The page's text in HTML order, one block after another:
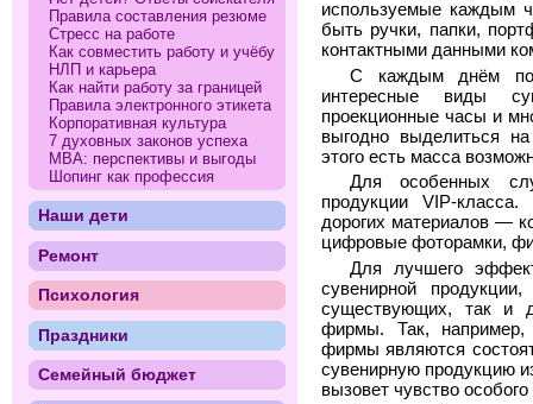
используемые каждым
быть ручки, папки,
контактными данными
С каждым днём
интересные виды
проекционные часы и
выгодно выделиться
этого есть масса
Для особенных
продукции VIP-
дорогих материалов —
цифровые фоторамки,
Для лучшего
сувенирной
существующих, так и
фирмы. Так, например,
фирмы являются
сувенирную продукцию
вызовет чувство
Правила составления резюме
Стресс на работе
Как совместить работу и учёбу
НЛП и карьера
Как найти работу за границей
Правила электронного этикета
Корпоративная культура
7 духовных законов успеха
МВА: перспективы и выгоды
Шопинг как профессия
Наши дети
Ремонт
Психология
Праздники
Семейный бюджет